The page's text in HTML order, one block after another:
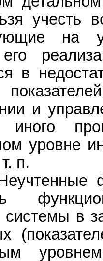
учесть
на
его
в
и
уровне
п.
в